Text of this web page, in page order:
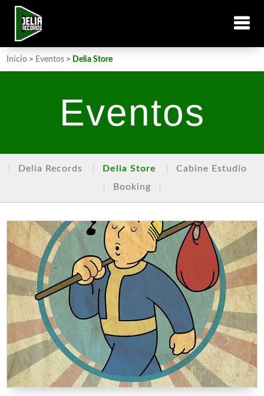
Inicio > Eventos > Delia Store
Eventos
Delia Records Delia Store
Cabine Estudio
Booking